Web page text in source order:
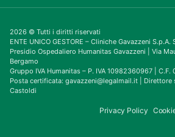
2026 © Tutti i diritti riservati
ENTE UNICO GESTORE – Cliniche Gavazzeni
Presidio Ospedaliero Humanitas Gavazzeni | Via
Bergamo
Gruppo IVA Humanitas – P. IVA 10982360967 |
Posta certificata: gavazzeni@legalmail.it | Direttore
Castoldi
Privacy Policy